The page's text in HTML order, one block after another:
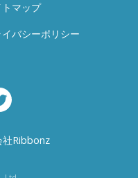
マップ
イバシーポリシー
社Ribbonz